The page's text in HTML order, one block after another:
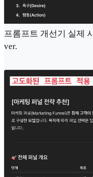
프롬프트 개선기 실제
ver.